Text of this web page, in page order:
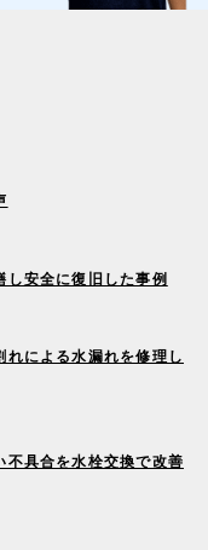
し安全に復旧した事例
れによる水漏れを修理し
不具合を水栓交換で改善